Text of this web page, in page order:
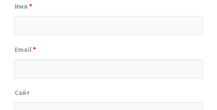
Имя *
Email*
Сайт